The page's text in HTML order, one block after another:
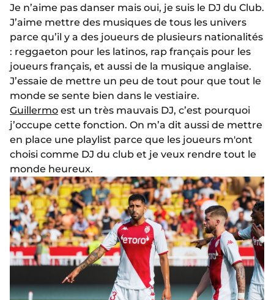
Je n’aime pas danser mais oui, je suis le DJ du Club.
J’aime mettre des musiques de tous les univers
parce qu’il y a des joueurs de plusieurs nationalités
: reggaeton pour les latinos, rap français pour les
joueurs français, et aussi de la musique anglaise.
J’essaie de mettre un peu de tout pour que tout le
monde se sente bien dans le vestiaire.
Guillermo est un très mauvais DJ, c’est pourquoi
j’occupe cette fonction. On m’a dit aussi de mettre
en place une playlist parce que les joueurs m'ont
choisi comme DJ du club et je veux rendre tout le
monde heureux.